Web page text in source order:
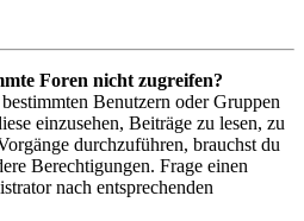
Foren nicht zugreifen?
Benutzern oder Gruppen
einzusehen, Beiträge zu lesen, zu
durchzuführen, brauchst du
Berechtigungen. Frage einen
nach entsprechenden